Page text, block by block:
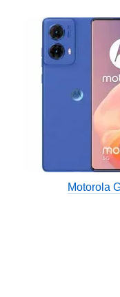
Motorola